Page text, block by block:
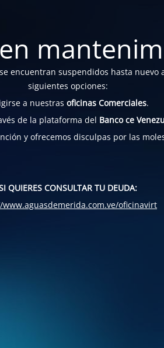
encuentran suspendidos hasta nuevo
siguientes opciones:
a nuestras oficinas Comerciales.
de la plataforma del Banco ce
y ofrecemos disculpas por las
QUIERES CONSULTAR TU DEUDA:
oficinavirt